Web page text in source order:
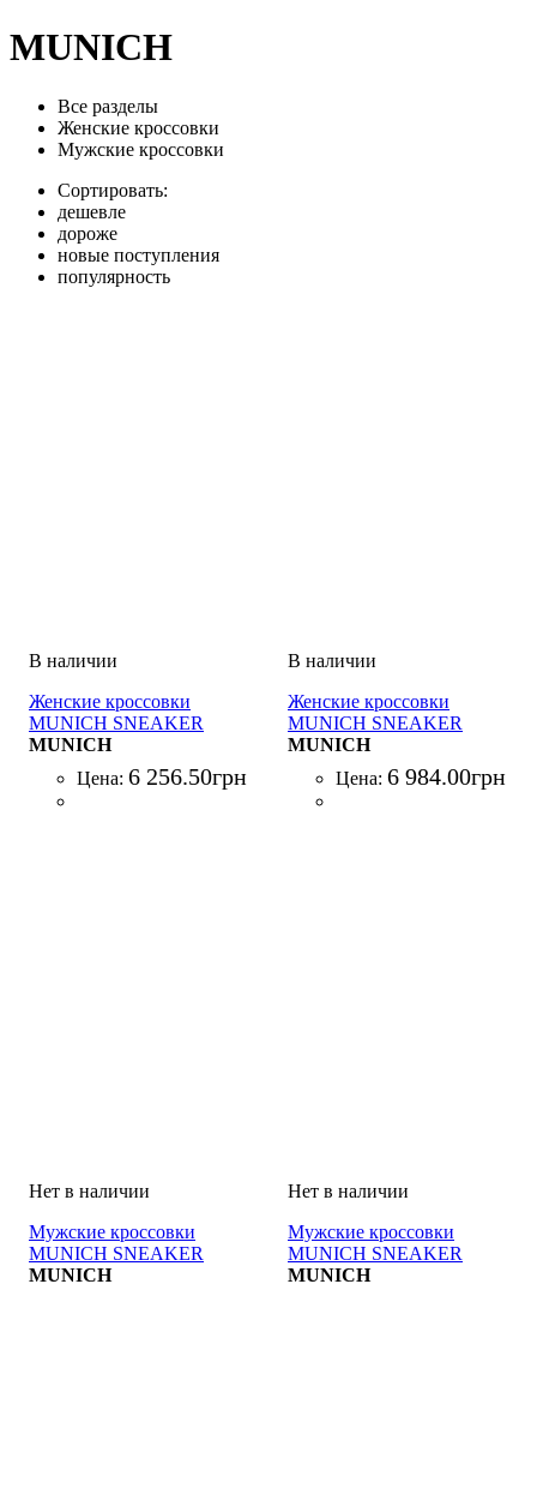
MUNICH
Все разделы
Женские кроссовки
Мужские кроссовки
Сортировать:
дешевле
дороже
новые поступления
популярность
Женские кроссовки
MUNICH SNEAKER
MUNICH
Цена: 6 256.50грн
Женские кроссовки
MUNICH SNEAKER
MUNICH
Цена: 6 984.00грн
Мужские кроссовки
MUNICH SNEAKER
MUNICH
Мужские кроссовки
MUNICH SNEAKER
MUNICH